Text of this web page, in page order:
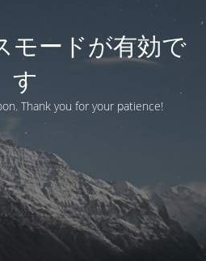
モードが有効で
す
Thank you for your patience!